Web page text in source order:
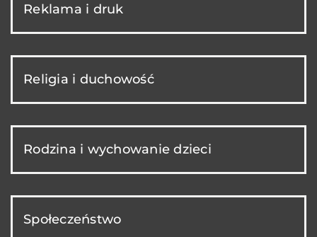
Reklama i druk
Religia i duchowość
Rodzina i wychowanie dzieci
Społeczeństwo